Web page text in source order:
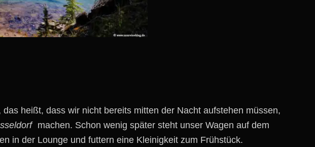
heißt, dass wir nicht bereits mitten der Nacht aufstehen müssen,
machen. Schon wenig später steht unser Wagen auf dem
in der Lounge und futtern eine Kleinigkeit zum Frühstück.